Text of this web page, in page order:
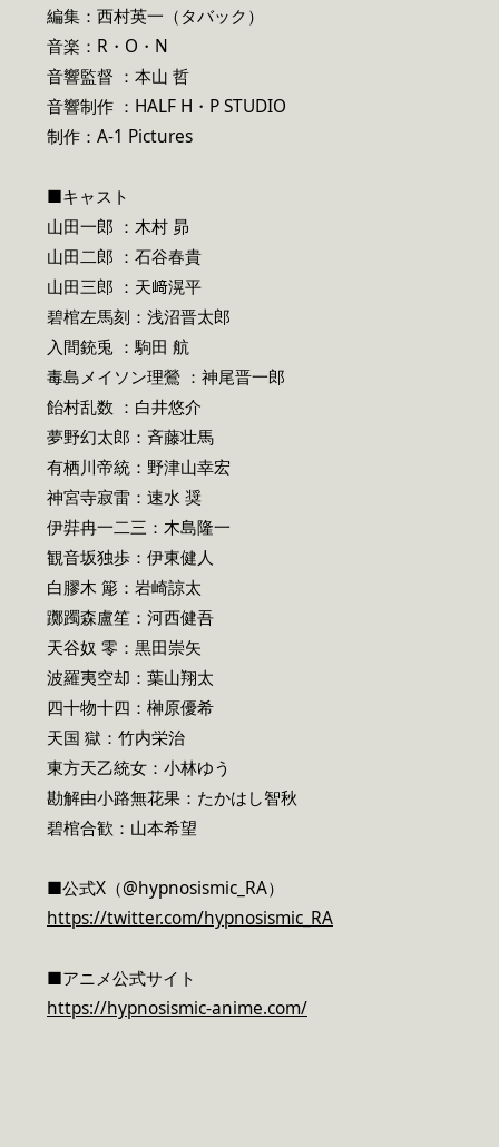
編集：西村英一（タバック）
音楽：R・O・N
音響監督 ：本山 哲
音響制作 ：HALF H・P STUDIO
制作：A-1 Pictures
■キャスト
山田一郎 ：木村 昴
山田二郎 ：石谷春貴
山田三郎 ：天﨑滉平
碧棺左馬刻：浅沼晋太郎
入間銃兎 ：駒田 航
毒島メイソン理鶯 ：神尾晋一郎
飴村乱数 ：白井悠介
夢野幻太郎：斉藤壮馬
有栖川帝統：野津山幸宏
神宮寺寂雷：速水 奨
伊弉冉一二三：木島隆一
観音坂独歩：伊東健人
白膠木 簓：岩崎諒太
躑躅森盧笙：河西健吾
天谷奴 零：黒田崇矢
波羅夷空却：葉山翔太
四十物十四：榊原優希
天国 獄：竹内栄治
東方天乙統女：小林ゆう
勘解由小路無花果：たかはし智秋
碧棺合歓：山本希望
■公式X（@hypnosismic_RA）
https://twitter.com/hypnosismic_RA
■アニメ公式サイト
https://hypnosismic-anime.com/